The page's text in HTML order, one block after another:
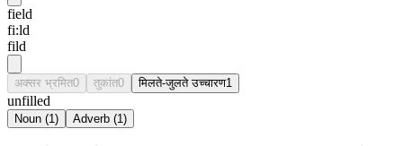
field
fi:ld
fild
अक्सर भ्रमित0 तुकांत0 मिलते-जुलते उच्चारण1
unfilled
Noun (1) Adverb (1)